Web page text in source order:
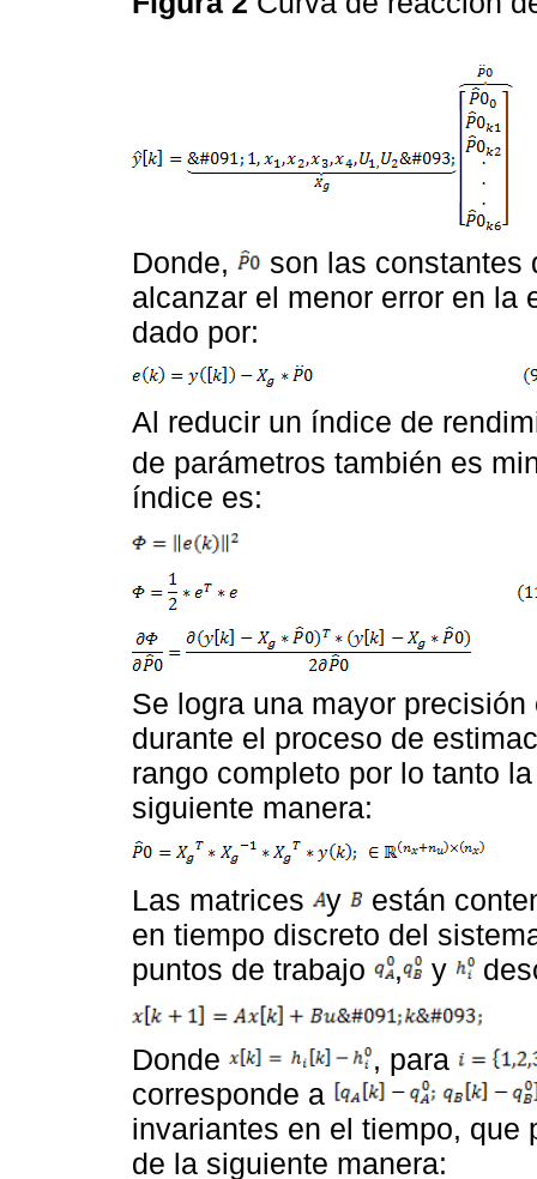
Donde,
son las constantes
alcanzar el menor error en la
dado por:
Al reducir un índice de
de parámetros también es
índice es:
Se logra una mayor
durante el proceso de
rango completo por lo tanto
siguiente manera:
Las matrices y
están
en tiempo discreto del
puntos de trabajo
, y
Donde
, para
corresponde a
invariantes en el tiempo, que
de la siguiente manera: